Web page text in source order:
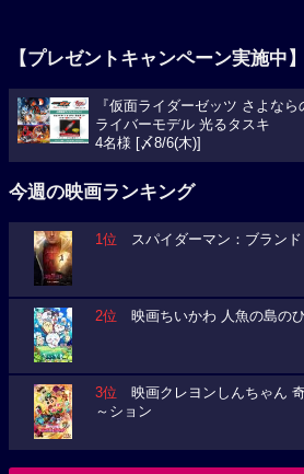
【プレゼントキャンペーン実施中】
『仮面ライダーゼッツ さよな
ライバーモデル 光るタスキ
4名様 [〆8/6(木)]
今週の映画ランキング
1位 スパイダーマン：ブランド
2位 映画ちいかわ 人魚の島の
3位 映画クレヨンしんちゃん
～ション